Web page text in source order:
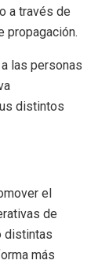
a través de
propagación.
las personas
distintos
el
de
distintas
más